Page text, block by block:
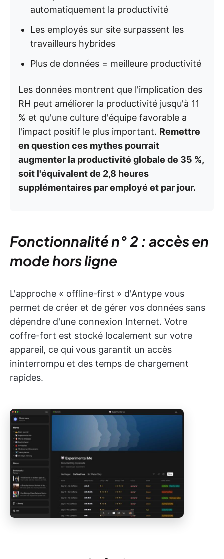
automatiquement la productivité
Les employés sur site surpassent les
travailleurs hybrides
Plus de données = meilleure productivité
Les données montrent que l'implication des
RH peut améliorer la productivité jusqu'à 11
% et qu'une culture d'équipe favorable a
l'impact positif le plus important. Remettre
en question ces mythes pourrait
augmenter la productivité globale de 35 %,
soit l'équivalent de 2,8 heures
supplémentaires par employé et par jour.
Fonctionnalité n° 2 : accès en
mode hors ligne
L'approche « offline-first » d'Antype vous
permet de créer et de gérer vos données sans
dépendre d'une connexion Internet. Votre
coffre-fort est stocké localement sur votre
appareil, ce qui vous garantit un accès
ininterrompu et des temps de chargement
rapides.